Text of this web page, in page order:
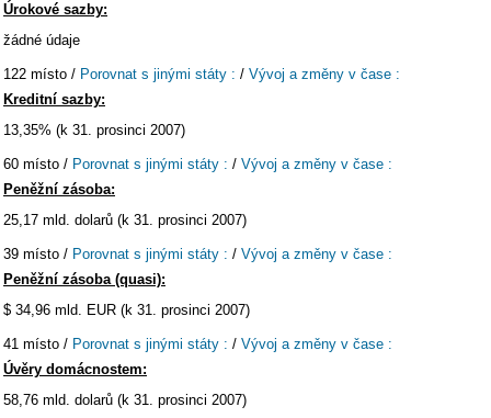
Úrokové sazby:
žádné údaje
122 místo / Porovnat s jinými státy : / Vývoj a změny v čase :
Kreditní sazby:
13,35% (k 31. prosinci 2007)
60 místo / Porovnat s jinými státy : / Vývoj a změny v čase :
Peněžní zásoba:
25,17 mld. dolarů (k 31. prosinci 2007)
39 místo / Porovnat s jinými státy : / Vývoj a změny v čase :
Peněžní zásoba (quasi):
$ 34,96 mld. EUR (k 31. prosinci 2007)
41 místo / Porovnat s jinými státy : / Vývoj a změny v čase :
Úvěry domácnostem:
58,76 mld. dolarů (k 31. prosinci 2007)